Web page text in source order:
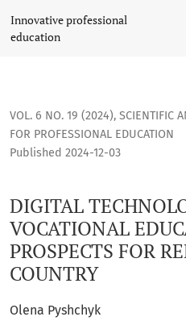
DIGITAL TECHNOLOGIES IN
Innovative professional
education
VOL. 6 NO. 19 (2024), SCIENTIFIC
FOR PROFESSIONAL EDUCATION
DIGITAL
VOCATIONAL
PROSPECTS FOR
COUNTRY
Published 2024-12-03
Olena Pyshchyk